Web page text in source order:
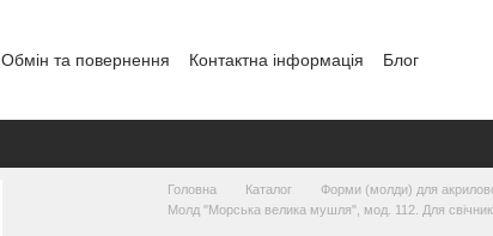
Обмін та повернення Контактна інформація Блог
Головна Каталог
Форми (молди) для
Молд "Морська велика мушля", мод. 112. Для